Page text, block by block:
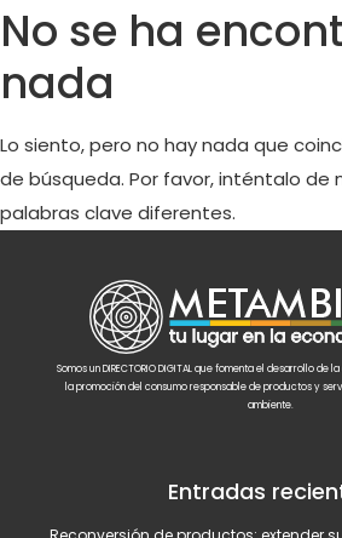
No se ha
nada
Lo siento, pero no hay nada que
de búsqueda. Por favor, inténtalo de
palabras clave diferentes.
Somos un DIRECTORIO DIGITAL que fomenta el desarrollo
la promoción del consumo responsable de productos y
ambiente.
Entradas